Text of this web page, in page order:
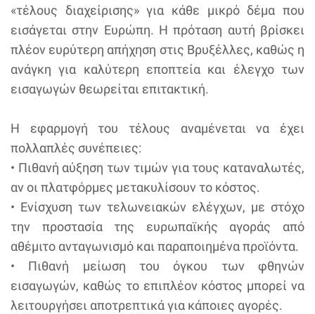
«τέλους διαχείρισης» για κάθε μικρό δέμα που
εισάγεται στην Ευρώπη. Η πρόταση αυτή βρίσκει
πλέον ευρύτερη απήχηση στις Βρυξέλλες, καθώς η
ανάγκη για καλύτερη εποπτεία και έλεγχο των
εισαγωγών θεωρείται επιτακτική.
Η εφαρμογή του τέλους αναμένεται να έχει
πολλαπλές συνέπειες:
• Πιθανή αύξηση των τιμών για τους καταναλωτές,
αν οι πλατφόρμες μετακυλίσουν το κόστος.
• Ενίσχυση των τελωνειακών ελέγχων, με στόχο
την προστασία της ευρωπαϊκής αγοράς από
αθέμιτο ανταγωνισμό και παραποιημένα προϊόντα.
• Πιθανή μείωση του όγκου των φθηνών
εισαγωγών, καθώς το επιπλέον κόστος μπορεί να
λειτουργήσει αποτρεπτικά για κάποιες αγορές.